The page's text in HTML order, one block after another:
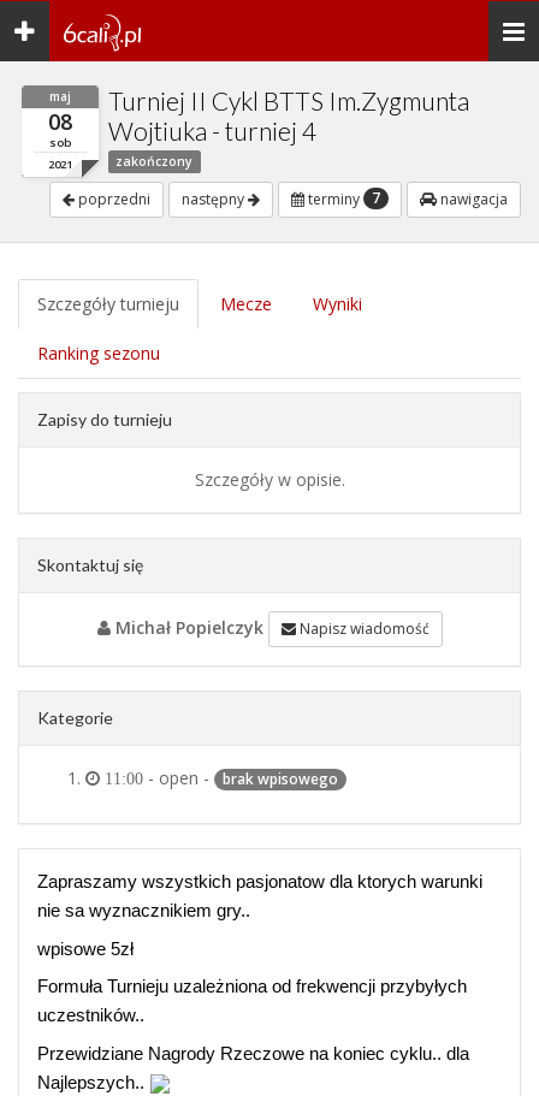
Toggle
navigation
maj
08
sob
2021
Turniej II Cykl BTTS Im.Zygmunta
Wojtiuka - turniej 4
zakończony
poprzedni następny terminy 7 nawigacja
Szczegóły turnieju Mecze Wyniki
Ranking sezonu
Zapisy do turnieju
Szczegóły w opisie.
Skontaktuj się
Michał Popielczyk Napisz wiadomość
Kategorie
11:00 - open - brak wpisowego
Zapraszamy wszystkich pasjonatow dla ktorych warunki
nie sa wyznacznikiem gry..
wpisowe 5zł
Formuła Turnieju uzależniona od frekwencji przybyłych
uczestników..
Przewidziane Nagrody Rzeczowe na koniec cyklu.. dla
Najlepszych..